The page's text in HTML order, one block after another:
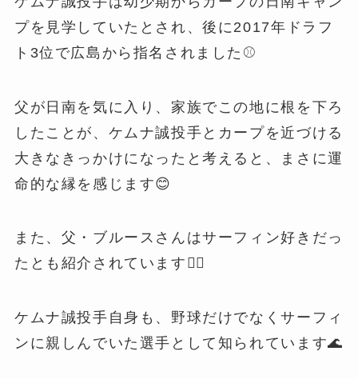
プを見学していたとされ、後に2017年ドラフ
ト3位で広島から指名されました⚾️
父が日南を気に入り、家族でこの地に根を下ろ
したことが、ケムナ誠投手とカープを近づける
大きなきっかけになったと考えると、まさに運
命的な縁を感じます😊
また、父・ブルースさんはサーフィン好きだっ
たとも紹介されています🏄‍♂️
ケムナ誠投手自身も、野球だけでなくサーフィ
ンに親しんでいた選手として知られています🌊